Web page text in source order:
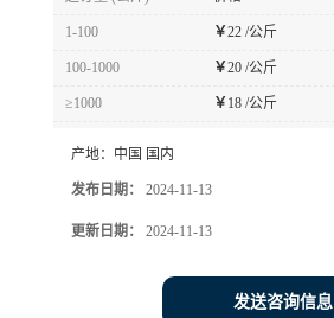
1-100 ￥22 /公斤
100-1000 ￥20 /公斤
≥1000 ￥ 18 /公斤
产地： 中国 国内
发布日期： 2024-11-13
更新日期： 2024-11-13
发送咨询信息